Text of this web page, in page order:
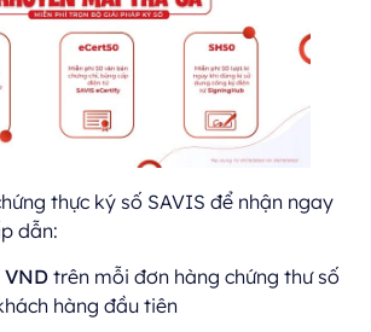
thực ký số SAVIS để nhận ngay
dẫn:
VND trên mỗi đơn hàng chứng thư số
hàng đầu tiên